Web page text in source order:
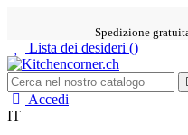
Spedizione
Lista dei desideri ()
Accedi
IT